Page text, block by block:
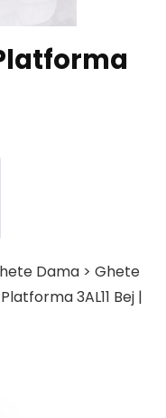
Dama > Ghete
3AL11 Bej |